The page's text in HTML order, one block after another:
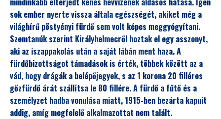
sok ember nyerte vissza általa egészségét, akiket még a
világhírű pöstyényi fürdő sem volt képes meggyógyítani.
Szemtanúk szerint Királyhelmecről hoztak el egy asszonyt,
aki az iszappakolás után a saját lábán ment haza. A
fürdőbizottságot támadások is érték, többek között az a
vád, hogy drágák a belépőjegyek, s az 1 korona 20 filléres
gőzfürdő árát szállítsa le 80 fillére. A fürdő a fűtő és a
személyzet hadba vonulása miatt, 1915-ben bezárta kapuit
addig, amíg megfelelő alkalmazottat nem talált.